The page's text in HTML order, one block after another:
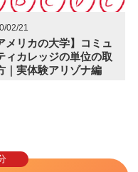
02/21
メリカの大学】コミュ
ィカレッジの単位の取
｜実体験アリゾナ編